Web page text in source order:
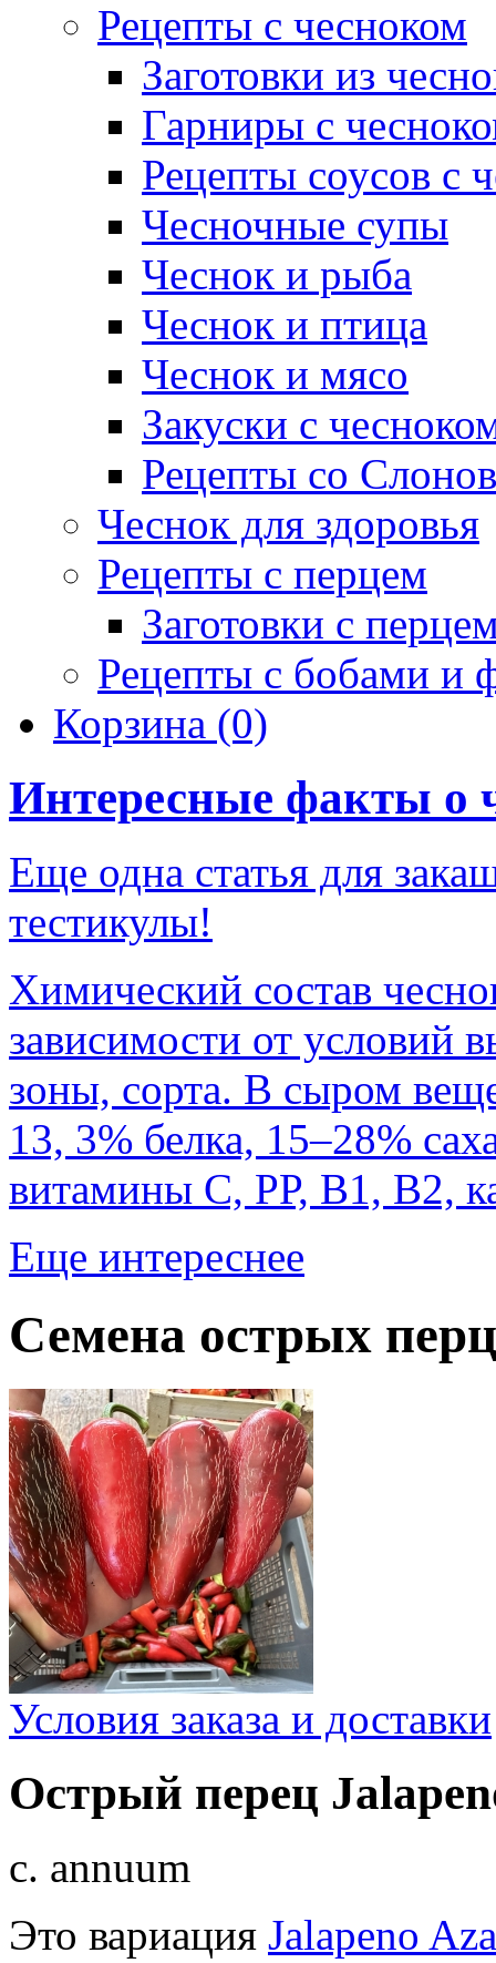
Рецепты с чесноком
Заготовки из
Гарниры с
Рецепты соусов с
Чесночные супы
Чеснок и рыба
Чеснок и птица
Чеснок и мясо
Закуски с
Рецепты со
Чеснок для здоровья
Рецепты с перцем
Заготовки с
Рецепты с бобами и
Корзина (0)
Интересные факты о
Еще одна статья для
тестикулы!
Химический состав
зависимости от условий
зоны, сорта. В сыром
13, 3% белка, 15–28%
витамины С, РР, B1, B2,
Еще интереснее
Семена острых
Условия заказа и доставки
Острый перец
c. annuum
Это вариация Jalapeno